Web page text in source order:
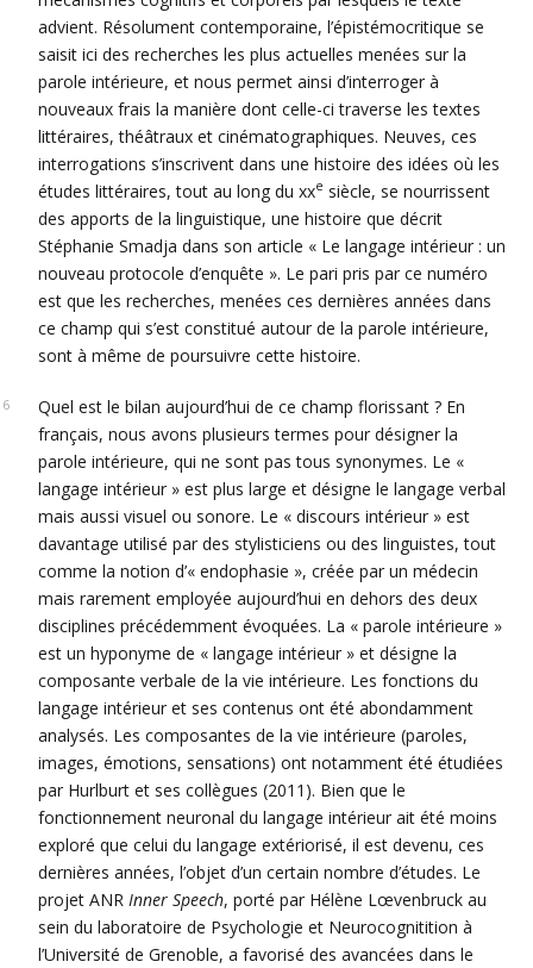
advient. Résolument contemporaine, l’épistémocritique se
saisit ici des recherches les plus actuelles menées sur la
parole intérieure, et nous permet ainsi d’interroger à
nouveaux frais la manière dont celle-ci traverse les textes
littéraires, théâtraux et cinématographiques. Neuves, ces
interrogations s’inscrivent dans une histoire des idées où les
études littéraires, tout au long du xxe siècle, se nourrissent
des apports de la linguistique, une histoire que décrit
Stéphanie Smadja dans son article « Le langage intérieur : un
nouveau protocole d’enquête ». Le pari pris par ce numéro
est que les recherches, menées ces dernières années dans
ce champ qui s’est constitué autour de la parole intérieure,
sont à même de poursuivre cette histoire.
Quel est le bilan aujourd’hui de ce champ florissant ? En
français, nous avons plusieurs termes pour désigner la
parole intérieure, qui ne sont pas tous synonymes. Le «
langage intérieur » est plus large et désigne le langage verbal
mais aussi visuel ou sonore. Le « discours intérieur » est
davantage utilisé par des stylisticiens ou des linguistes, tout
comme la notion d’« endophasie », créée par un médecin
mais rarement employée aujourd’hui en dehors des deux
disciplines précédemment évoquées. La « parole intérieure »
est un hyponyme de « langage intérieur » et désigne la
composante verbale de la vie intérieure. Les fonctions du
langage intérieur et ses contenus ont été abondamment
analysés. Les composantes de la vie intérieure (paroles,
images, émotions, sensations) ont notamment été étudiées
par Hurlburt et ses collègues (2011). Bien que le
fonctionnement neuronal du langage intérieur ait été moins
exploré que celui du langage extériorisé, il est devenu, ces
dernières années, l’objet d’un certain nombre d’études. Le
projet ANR Inner Speech, porté par Hélène Lœvenbruck au
sein du laboratoire de Psychologie et Neurocognitition à
l’Université de Grenoble, a favorisé des avancées dans le